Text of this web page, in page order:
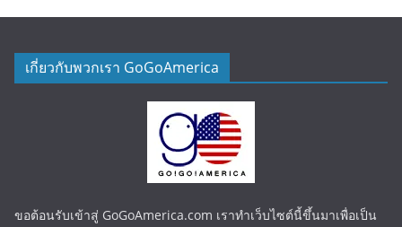
เกี่ยวกับพวกเรา GoGoAmerica
ขอต้อนรับเข้าสู่ GoGoAmerica.com เราทำเว็บไซต์นี้ขึ้นมาเพื่อเป็น